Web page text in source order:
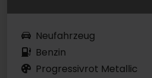
Neufahrzeug
Benzin
Progressivrot Metallic